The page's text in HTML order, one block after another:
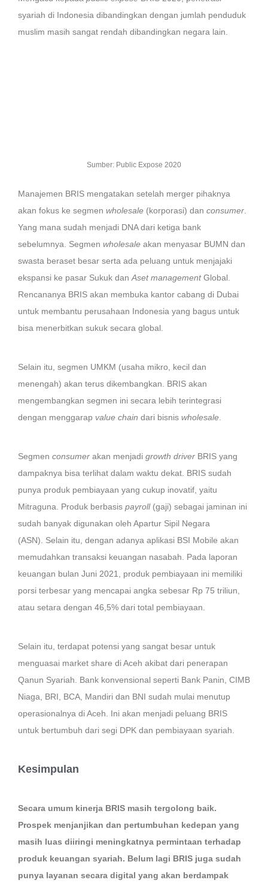
syariah di Indonesia dibandingkan dengan jumlah penduduk
muslim masih sangat rendah dibandingkan negara lain.
Sumber: Public Expose 2020
Manajemen BRIS mengatakan setelah merger pihaknya
akan fokus ke segmen wholesale (korporasi) dan consumer
Yang mana sudah menjadi DNA dari ketiga bank
sebelumnya. Segmen wholesale akan menyasar BUMN dan
swasta beraset besar serta ada peluang untuk menjajaki
ekspansi ke pasar Sukuk dan Aset managementGlobal.
Rencananya BRIS akan membuka kantor cabang di Dubai
untuk membantu perusahaan Indonesia yang bagus untuk
bisa menerbitkan sukuk secara global.
Selain itu, segmen UMKM (usaha mikro, kecil dan
menengah) akan terus dikembangkan. BRIS akan
mengembangkan segmen ini secara lebih terintegrasi
dengan menggarap value chain dari bisnis wholesale
Segmen consumer akan menjadi growth driver BRIS yang
dampaknya bisa terlihat dalam waktu dekat. BRIS sudah
punya produk pembiayaan yang cukup inovatif, yaitu
Mitraguna. Produk berbasis payroll(gaji) sebagai jaminan ini
sudah banyak digunakan oleh Apartur Sipil Negara
(ASN). Selain itu, dengan adanya aplikasi BSI Mobile akan
memudahkan transaksi keuangan nasabah. Pada laporan
keuangan bulan Juni 2021, produk pembiayaan ini memiliki
porsi terbesar yang mencapai angka sebesar Rp 75 triliun,
atau setara dengan 46,5% dari total pembiayaan.
Selain itu, terdapat potensi yang sangat besar untuk
menguasai market share di Aceh akibat dari penerapan
Qanun Syariah. Bank konvensional seperti Bank Panin, CIMB
Niaga, BRI, BCA, Mandiri dan BNI sudah mulai menutup
operasionalnya di Aceh. Ini akan menjadi peluang BRIS
untuk bertumbuh dari segi DPK dan pembiayaan syariah.
Kesimpulan
Secara umum kinerja BRIS masih tergolong baik.
Prospek menjanjikan dan pertumbuhan kedepan yang
masih luas diiringi meningkatnya permintaan terhadap
produk keuangan syariah. Belum lagi BRIS juga sudah
punya layanan secara digital yang akan berdampak